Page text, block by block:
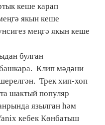
кеше карап
якын кеше
меңгә якын кеше
булган
Клип мәдәни
Трек хип-хоп
шактый популяр
язылган һәм
кебек Көнбатыш